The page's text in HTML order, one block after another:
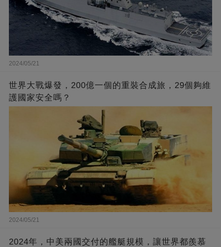
2024/05/21
世界大戰爆發，200億一個的重裝合成旅，29個夠維
護國家安全嗎？
2024/05/21
2024年，中美兩國交付的艦艇規模，讓世界都羨慕